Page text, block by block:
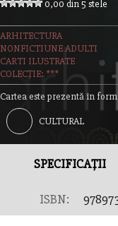
0,00 din 5 stele
ARHITECTURA
NONFICTIUNE ADULTI
CARTI ILUSTRATE
COLECȚIE: ***
Cartea este prezentă în
CULTURAL
SPECIFICAȚII
ISBN: